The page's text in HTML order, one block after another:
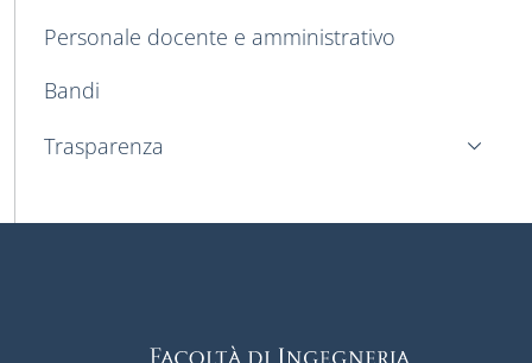
Personale docente e amministrativo
Bandi
Trasparenza